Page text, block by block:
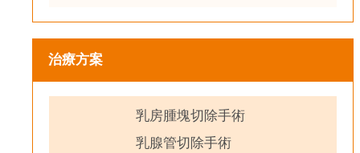
治療方案
乳房腫塊切除手術
乳腺管切除手術